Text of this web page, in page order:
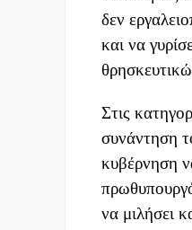
δεν
και να
Στις
συνάντηση
κυβέρνηση
να μιλήσει